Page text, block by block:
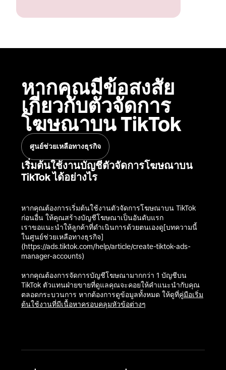
หากคุณมีข้อสงสัย
เกี่ยวกับตัวจัดการ
โฆษณาบน TikTok
ศูนย์ช่วยเหลือทางธุรกิจ
เริ่มต้นใช้งานบัญชีตัวจัดการโฆษณาบน
TikTok ได้อย่างไร
หากคุณต้องการเริ่มต้นใช้งานตัวจัดการโฆษณาบน TikTok
ก่อนอื่น ให้คุณสร้างบัญชีโฆษณาเป็นอันดับแรก
เราขอแนะนำให้ลูกค้าที่ดำเนินการด้วยตนเองดู[บทความนี้
ในศูนย์ช่วยเหลือทางธุรกิจ]
(https://ads.tiktok.com/help/article/create-tiktok-ads-
manager-accounts)
หากคุณต้องการจัดการบัญชีโฆษณามากกว่า 1 บัญชีบน
TikTok ตัวแทนฝ่ายขายที่ดูแลคุณจะคอยให้คำแนะนำกับคุณ
ตลอดกระบวนการ หากต้องการดูข้อมูลทั้งหมด ให้ดูที่คู่มือเริ่ม
ต้นใช้งานที่มีเนื้อหาครอบคลุมหัวข้อต่างๆ